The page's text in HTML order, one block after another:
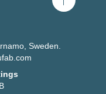
Scroll
Sweden.